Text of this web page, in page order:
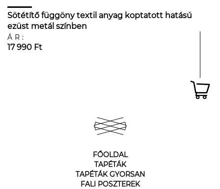
Sötétítő függöny textil anyag koptatott hatású
ezüst metál színben
ÁR:
17 990 Ft
FŐOLDAL
TAPÉTÁK
TAPÉTÁK GYORSAN
FALI POSZTEREK